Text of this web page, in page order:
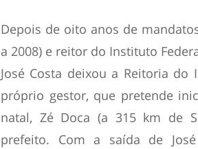
Depois de oito anos de
a 2008) e reitor do Instituto
José Costa deixou a Reitoria
próprio gestor, que pretende
natal, Zé Doca (a 315 km de
prefeito. Com a saída de